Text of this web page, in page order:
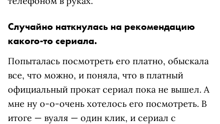
Случайно наткнулась на рекомендацию
какого-то сериала.
Попыталась посмотреть его платно, обыскала
все, что можно, и поняла, что в платный
официальный прокат сериал пока не вышел. А
мне ну о-о-очень хотелось его посмотреть. В
итоге — вуаля — один клик, и сериал с